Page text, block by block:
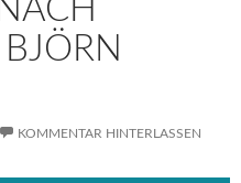
KOMMENTAR HINTERLASSEN